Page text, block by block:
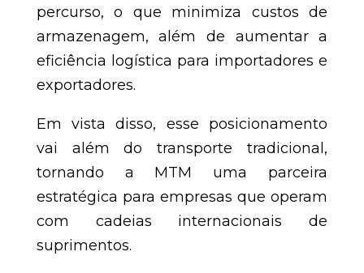
percurso, o que minimiza custos de
armazenagem, além de aumentar a
eficiência logística para importadores e
exportadores.
Em vista disso, esse posicionamento
vai além do transporte tradicional,
tornando a MTM uma parceira
estratégica para empresas que operam
com cadeias internacionais de
suprimentos.